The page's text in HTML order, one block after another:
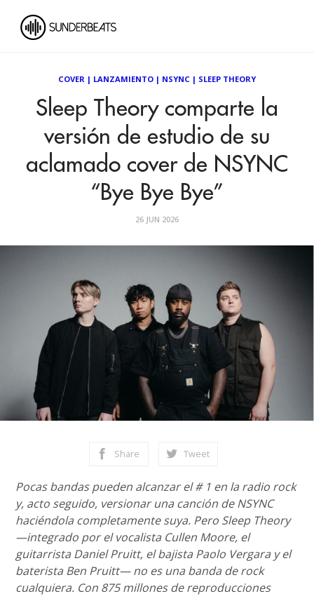
COVER | LANZAMIENTO | NSYNC | SLEEP THEORY
Sleep Theory comparte la
versión de estudio de su
aclamado cover de NSYNC
“Bye Bye Bye”
26 JUN 2026
Share Tweet
Pocas bandas pueden alcanzar el # 1 en la radio rock
y, acto seguido, versionar una canción de NSYNC
haciéndola completamente suya. Pero Sleep Theory
—integrado por el vocalista Cullen Moore, el
guitarrista Daniel Pruitt, el bajista Paolo Vergara y el
baterista Ben Pruitt— no es una banda de rock
cualquiera. Con 875 millones de reproducciones